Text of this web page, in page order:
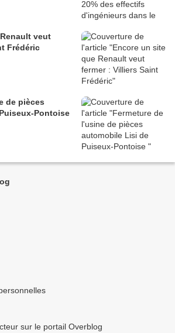
veut
Frédéric
Pontoise
sur le portail Overblog